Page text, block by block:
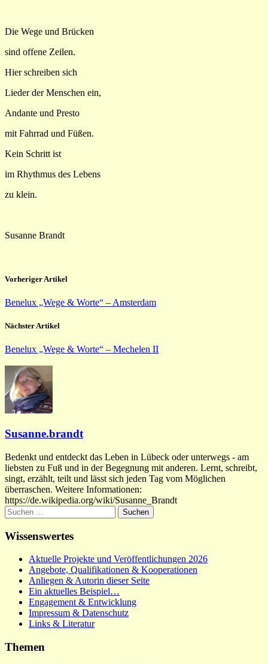
Die Wege und Brücken
sind offene Zeilen.
Hier schreiben sich
Lieder der Menschen ein,
Andante und Presto
mit Fahrrad und Füßen.
Kein Schritt ist
im Rhythmus des Lebens
zu klein.
Susanne Brandt
Vorheriger Artikel
Benelux „Wege & Worte“ – Amsterdam
Nächster Artikel
Benelux „Wege & Worte“ – Mechelen II
Susanne.brandt
Bedenkt und entdeckt das Leben in Lübeck oder unterwegs - am
liebsten zu Fuß und in der Begegnung mit anderen. Lernt, schreibt,
singt, erzählt, teilt und lässt sich jeden Tag vom Möglichen
überraschen. Weitere Informationen:
https://de.wikipedia.org/wiki/Susanne_Brandt
Suchen
nach:
Wissenswertes
Aktuelle Projekte und Veröffentlichungen 2026
Angebote, Qualifikationen & Kooperationen
Anliegen & Autorin dieser Seite
Ein aktuelles Beispiel…
Engagement & Entwicklung
Impressum & Datenschutz
Links & Literatur
Themen